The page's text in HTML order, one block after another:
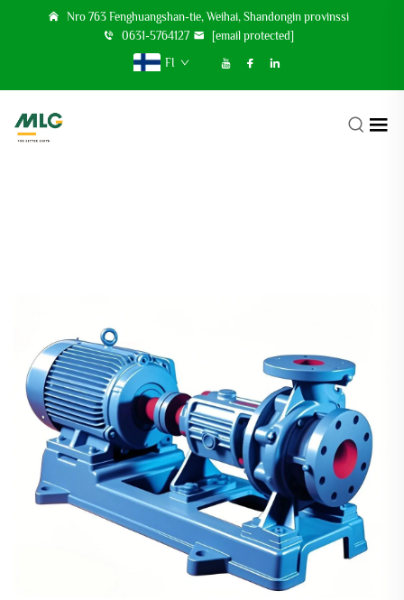
Nro 763 Fenghuangshan-tie, Weihai, Shandongin provinssi
0631-5764127
[email protected]
FI